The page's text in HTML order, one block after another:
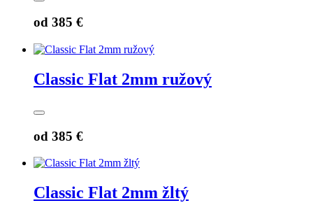
od 385 €
Classic Flat 2mm ružový
od 385 €
Classic Flat 2mm žltý